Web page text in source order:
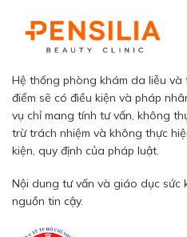
Hệ thống phòng khám da liễu và
điểm sẽ có điều kiện và pháp
vụ chỉ mang tính tư vấn, không
trừ trách nhiệm và không thực
kiện, quy định của pháp luật.
Nội dung tư vấn và giáo dục sức
nguồn tin cậy.